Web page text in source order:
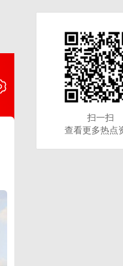
扫一扫
查看更多热点
扫一扫
查看更多热点